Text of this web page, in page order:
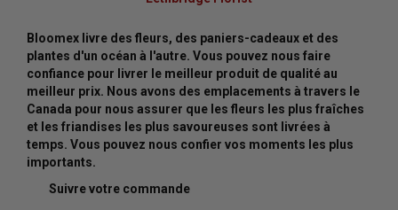
Bloomex livre des fleurs, des paniers-cadeaux et des
plantes d'un océan à l'autre. Vous pouvez nous faire
confiance pour livrer le meilleur produit de qualité au
meilleur prix. Nous avons des emplacements à travers le
Canada pour nous assurer que les fleurs les plus fraîches
et les friandises les plus savoureuses sont livrées à
temps. Vous pouvez nous confier vos moments les plus
importants.
Suivre votre commande